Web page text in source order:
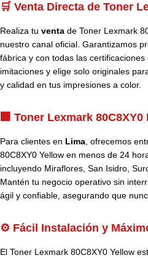
🛒 Venta Directa de Toner
Realiza tu venta de Toner Lexmark
nuestro canal oficial. Garantizamos
fábrica y con todas las
imitaciones y elige solo originales
y calidad en tus impresiones a color.
🏢 Toner Lexmark
Para clientes en Lima , ofrecemos
80C8XY0 Yellow en menos de 24
incluyendo Miraflores, San Isidro,
Mantén tu negocio operativo sin
ágil y confiable, asegurando que
⚙️ Fácil Instalación y
El Toner Lexmark 80C8XY0 Yellow